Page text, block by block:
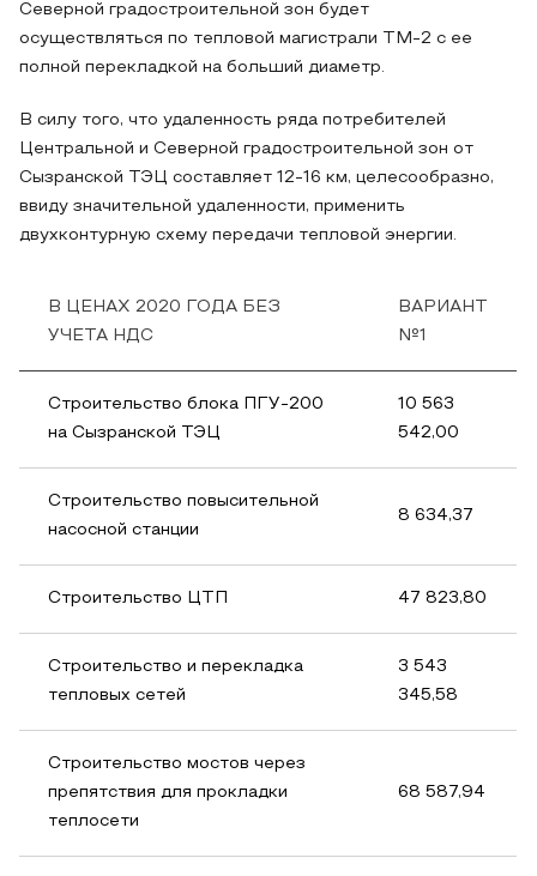
Северной градостроительной зон будет
осуществляться по тепловой магистрали ТМ-2 с ее
полной перекладкой на больший диаметр.
В силу того, что удаленность ряда потребителей
Центральной и Северной градостроительной зон от
Сызранской ТЭЦ составляет 12-16 км, целесообразно,
ввиду значительной удаленности, применить
двухконтурную схему передачи тепловой энергии.
В ЦЕНАХ 2020 ГОДА БЕЗ
УЧЕТА НДС
ВАРИАНТ
№1
Строительство блока ПГУ-200
на Сызранской ТЭЦ
10 563
542,00
Строительство повысительной
насосной станции
8 634,37
Строительство ЦТП 47 823,80
Строительство и перекладка
тепловых сетей
3 543
345,58
Строительство мостов через
препятствия для прокладки
теплосети
68 587,94